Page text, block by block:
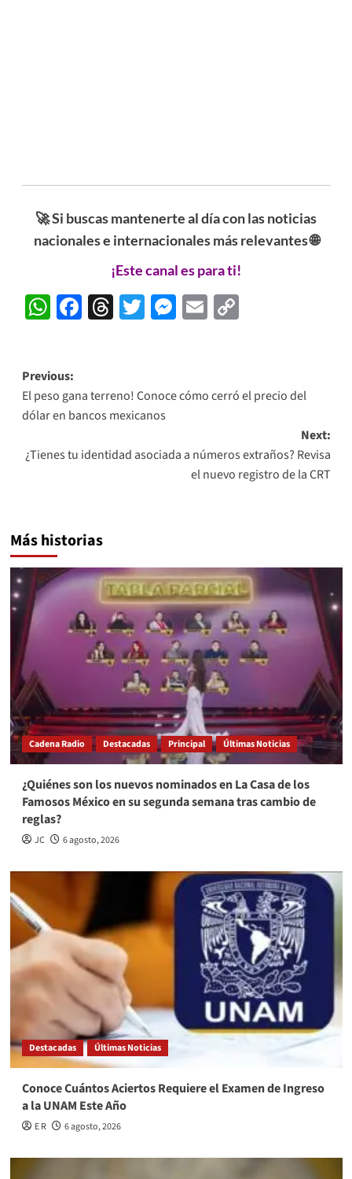
🚀 Si buscas mantenerte al día con las noticias
nacionales e internacionales más relevantes 🌐
¡Este canal es para ti!
WhatsApp
Facebook
Threads
Twitter
Messenger
EmailCopy
Post
navigation
Previous:
El peso gana terreno! Conoce cómo cerró el precio del
dólar en bancos mexicanos
Next:
¿Tienes tu identidad asociada a números extraños? Revisa
el nuevo registro de la CRT
Más historias
Cadena Radio Destacadas Principal Últimas Noticias
¿Quiénes son los nuevos nominados en La Casa de los
Famosos México en su segunda semana tras cambio de
reglas?
JC 6 agosto, 2026
Destacadas Últimas Noticias
Conoce Cuántos Aciertos Requiere el Examen de Ingreso
a la UNAM Este Año
E R 6 agosto, 2026